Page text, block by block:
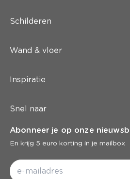
Schilderen
Wand & vloer
Inspiratie
Snel naar
Abonneer je op onze
En krijg 5 euro korting in je mailbox